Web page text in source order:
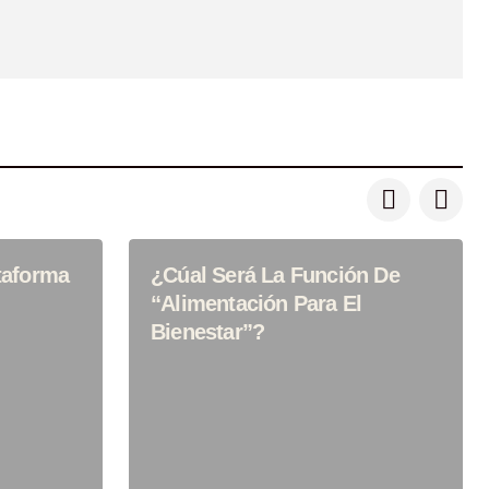
¿Cúal Será La Función De
“Alimentación Para El
Bienestar”?